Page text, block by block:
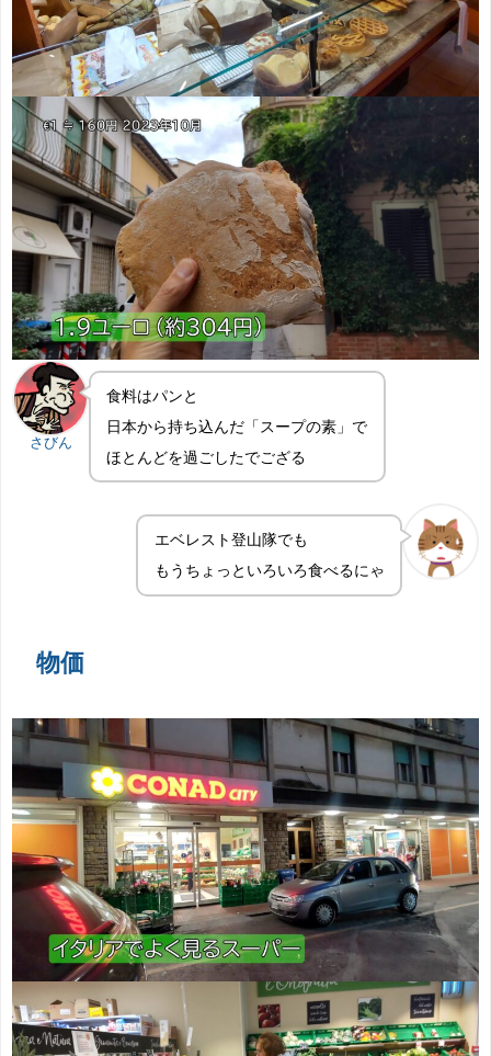
さびん
食料はパンと
日本から持ち込んだ「スープの素」で
ほとんどを過ごしたでござる
エベレスト登山隊でも
もうちょっといろいろ食べるにゃ
物価